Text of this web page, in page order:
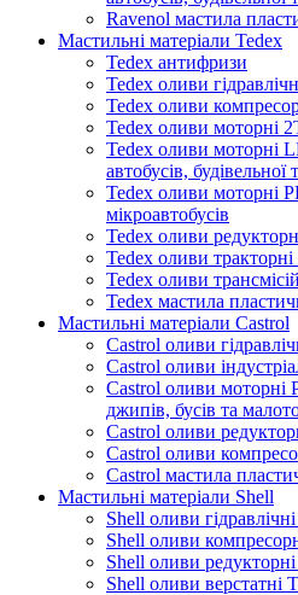
Ravenol мастила
Мастильні матеріали Tedex
Tedex антифризи
Tedex оливи
Tedex оливи
Tedex оливи моторні
Tedex оливи моторні
автобусів,
Tedex оливи моторні
мікроавтобусів
Tedex оливи
Tedex оливи
Tedex оливи
Tedex мастила
Мастильні матеріали Castrol
Castrol оливи
Castrol оливи
Castrol оливи моторні
джипів, бусів та
Castrol оливи
Castrol оливи
Castrol мастила
Мастильні матеріали Shell
Shell оливи
Shell оливи
Shell оливи
Shell оливи верстатні